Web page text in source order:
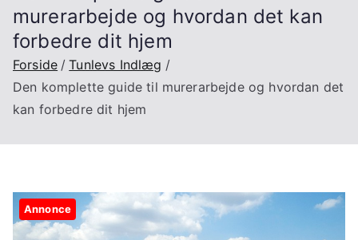
murerarbejde og hvordan det kan
forbedre dit hjem
Forside
Tunlevs Indlæg
Den komplette guide til murerarbejde og hvordan det
kan forbedre dit hjem
Annonce